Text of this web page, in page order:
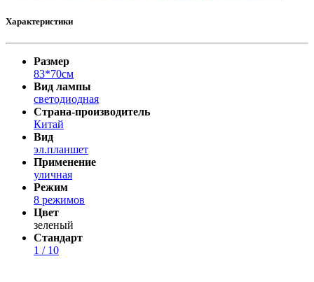
Характеристики
Размер
83*70см
Вид лампы
светодиодная
Страна-производитель
Китай
Вид
эл.планшет
Применение
уличная
Режим
8 режимов
Цвет
зеленый
Стандарт
1 / 10